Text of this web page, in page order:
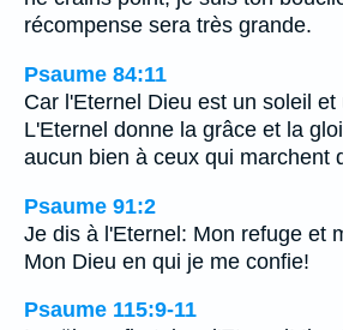
récompense sera très grande.
Psaume 84:11
Car l'Eternel Dieu est un soleil et
L'Eternel donne la grâce et la
aucun bien à ceux qui marchent
Psaume 91:2
Je dis à l'Eternel: Mon refuge et
Mon Dieu en qui je me confie!
Psaume 115:9-11